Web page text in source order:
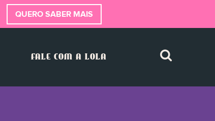
QUERO SABER MAIS
FALE COM A LOLA